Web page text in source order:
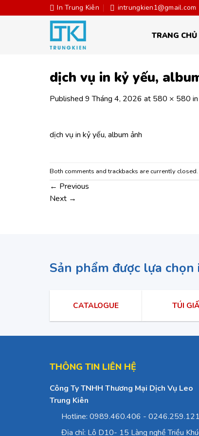
to
In Trung Kiên intrungkien1@gmail.com
TRANG CHỦ
dịch vụ in kỷ yếu,
Published 9 Tháng 4, 2026 at 580 × 580 in
dịch vụ in kỷ yếu, album ảnh
Both comments and trackbacks are currently closed.
← Previous
Next →
Sản phẩm được lựa chọn
CATALOGUE TÚI
THÔNG TIN LIÊN HỆ
Công Ty TNHH Thương Mại Dịch Vụ Leo
Trung Kiên
Hotline: 0989.460.406 -
Địa chỉ: Lô D10- 15 Làng nghề Triều